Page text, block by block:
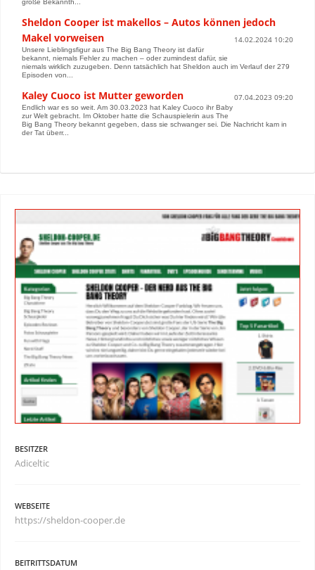
große Bekannth...
Sheldon Cooper ist makellos – Autos können jedoch
Makel vorweisen
14.02.2024 10:20
Unsere Lieblingsfigur aus The Big Bang Theory ist dafür
bekannt, niemals Fehler zu machen – oder zumindest dafür, sie
niemals wirklich zuzugeben. Denn tatsächlich hat Sheldon auch im Verlauf der 279
Episoden von...
Kaley Cuoco ist Mutter geworden 07.04.2023 09:20
Endlich war es so weit. Am 30.03.2023 hat Kaley Cuoco ihr Baby
zur Welt gebracht. Im Oktober hatte die Schauspielerin aus The
Big Bang Theory bekannt gegeben, dass sie schwanger sei. Die Nachricht kam in
der Tat überr...
BESITZER
Adiceltic
WEBSEITE
https://sheldon-cooper.de
BEITRITTSDATUM